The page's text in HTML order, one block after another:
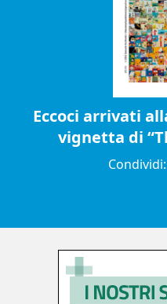
Eccoci arrivati
vignetta di
Condividi: